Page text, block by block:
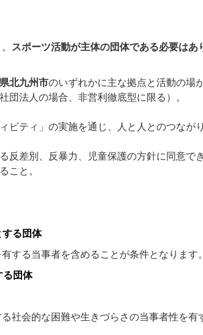
スポーツ活動が主体の団体である必要はあ
北九州市のいずれかに主な拠点と活動の場
団法人の場合、非営利徹底型に限る）。
ビティ」の実施を通じ、人と人とのつなが
差別、反暴力、児童保護の方針に同意で
こと。
る団体
する当事者を含めることが条件となります。
る団体
社会的な困難や生きづらさの当事者性を有